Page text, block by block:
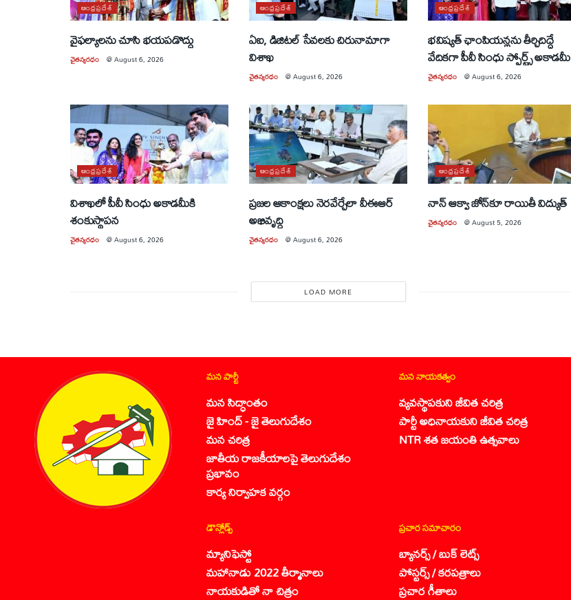
ఆంధ్రప్రదేశ్
వైఫల్యాలను చూసి భయపడొద్దు
చైతన్యరధం @August 6, 2026
ఆంధ్రప్రదేశ్
ఏఐ, డిజిటల్ సేవలకు చిరునామాగా
విశాఖ
చైతన్యరధం @August 6, 2026
ఆంధ్రప్రదేశ్
భవిష్యత్ ఛాంపియన్లను తీర్చిదిద్దే
వేదికగా పీవీ సింధు స్పోర్ట్స్ అకాడమీ
చైతన్యరధం @August 6, 2026
ఆంధ్రప్రదేశ్
విశాఖలో పీవీ సింధు అకాడమీకి
శంకుస్థాపన
చైతన్యరధం @August 6, 2026
ఆంధ్రప్రదేశ్
ప్రజల ఆకాంక్షలు నెరవేర్చేలా వీఈఆర్
అభివృద్ధి
చైతన్యరధం @August 6, 2026
ఆంధ్రప్రదేశ్
నాన్ ఆక్వా జోన్‌కూ రాయితీ విద్యుత్
చైతన్యరధం @August 5, 2026
LOAD MORE
మన పార్టీ
మన సిద్ధాంతం
జై హింద్ - జై తెలుగుదేశం
మన చరిత్ర
జాతీయ రాజకీయాలపై తెలుగుదేశం
ప్రభావం
కార్య నిర్వాహక వర్గం
మన నాయకత్వం
వ్యవస్థాపకుని జీవిత చరిత్ర
పార్టీ అధినాయకుని జీవిత చరిత్ర
NTR శత జయంతి ఉత్సవాలు
డౌన్లోడ్స్
మ్యానిఫెస్టో
మహానాడు 2022 తీర్మానాలు
నాయకుడితో నా చిత్రం
ప్రచార సమాచారం
బ్యానర్స్ / బుక్ లెట్స్
పోస్టర్స్ / కరపత్రాలు
ప్రచార గీతాలు